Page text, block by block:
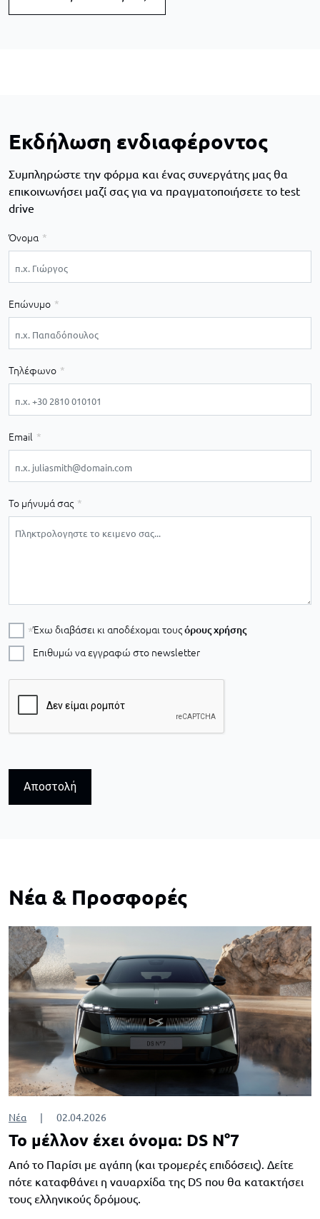
Εκδήλωση ενδιαφέροντος
Συμπληρώστε την φόρμα και ένας συνεργάτης μας θα
επικοινωνήσει μαζί σας για να πραγματοποιήσετε το test
drive
Όνομα
Επώνυμο
Τηλέφωνο
Email
Το μήνυμά σας
Έχω διαβάσει κι αποδέχομαι τουςόρους χρήσης
Επιθυμώ να εγγραφώ στο newsletter
Αποστολή
Νέα & Προσφορές
Νέα | 02.04.2026
Το μέλλον έχει όνομα: DS N°7
Από το Παρίσι με αγάπη (και τρομερές επιδόσεις). Δείτε
πότε καταφθάνει η ναυαρχίδα της DS που θα κατακτήσει
τους ελληνικούς δρόμους.